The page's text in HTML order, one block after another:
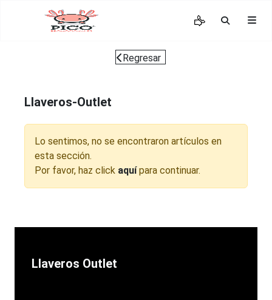
Regresar
Llaveros-Outlet
Lo sentimos, no se encontraron artículos en
esta sección.
Por favor, haz click aquípara continuar.
Llaveros Outlet